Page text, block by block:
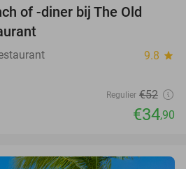
of -diner bij The Old
9.8 star
Regulier €52
€34,90